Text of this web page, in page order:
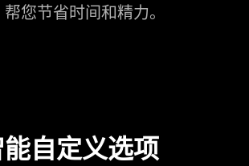
您节省时间和精力。
自定义选项